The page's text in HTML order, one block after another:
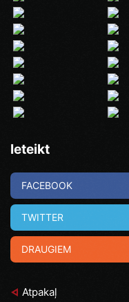
Ieteikt
FACEBOOK
TWITTER
DRAUGIEM
Atpakaļ